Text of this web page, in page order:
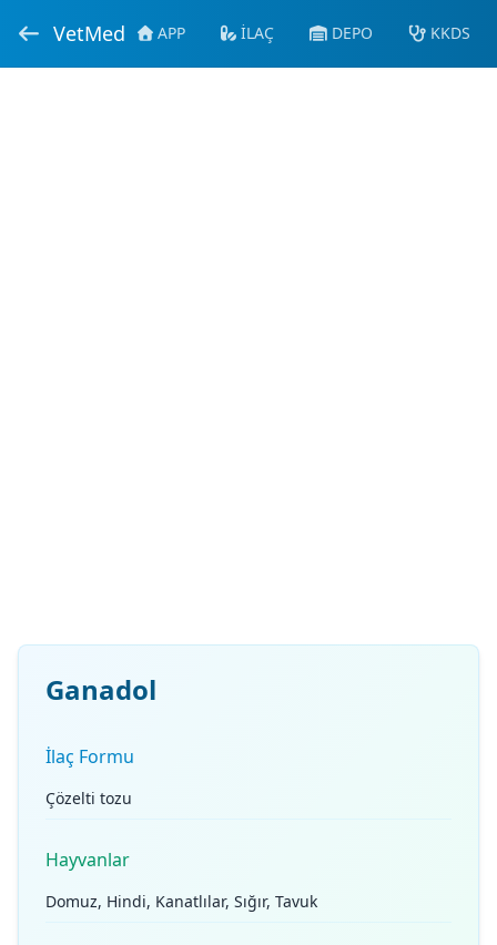
VetMed APP İLAÇ DEPO KKDS
Ganadol
İlaç Formu
Çözelti tozu
Hayvanlar
Domuz, Hindi, Kanatlılar, Sığır, Tavuk